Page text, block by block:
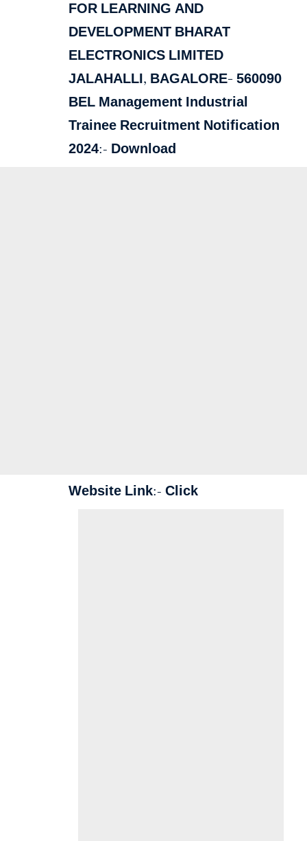
FOR LEARNING AND
DEVELOPMENT BHARAT
ELECTRONICS LIMITED
JALAHALLI, BAGALORE– 560090
BEL Management Industrial
Trainee Recruitment Notification
2024:- Download
Website Link:- Click